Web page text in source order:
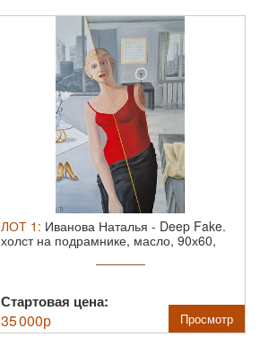
ЛОТ 1 : Иванова Наталья - Deep Fake.
холст на подрамнике, масло, 90х60,
Стартовая цена:
35 000р Просмотр